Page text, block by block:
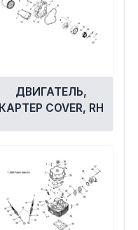
ДВИГАТЕЛЬ,
КАРТЕР COVER, RH